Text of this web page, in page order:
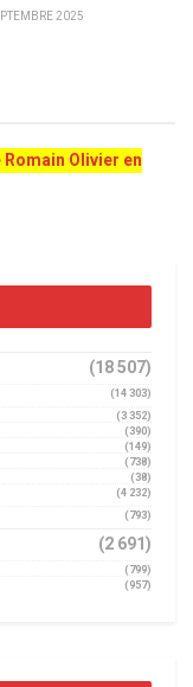
2025
Olivier en
(18 507)
(14 303)
(3 352)
(390)
(149)
(738)
(38)
(4 232)
(793)
(2 691)
(799)
(957)